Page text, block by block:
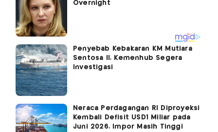
Penyebab Kebakaran KM Mutiara
Sentosa II, Kemenhub Segera
Investigasi
Neraca Perdagangan RI Diproyeksi
Kembali Defisit USD1 Miliar pada
Juni 2026, Impor Masih Tinggi